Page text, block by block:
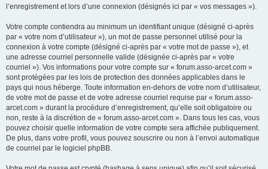
l’enregistrement et lors d’une connexion (désignés ici par « vos messages »).
Votre compte contiendra au minimum un identifiant unique (désigné ci-après
par « votre nom d’utilisateur »), un mot de passe personnel utilisé pour la
connexion à votre compte (désigné ci-après par « votre mot de passe »), et
une adresse courriel personnelle valide (désignée ci-après par « votre
courriel »). Vos informations pour votre compte sur « forum.asso-arcet.com »
sont protégées par les lois de protection des données applicables dans le
pays qui nous héberge. Toute information en-dehors de votre nom d’utilisateur,
de votre mot de passe et de votre adresse courriel requise par « forum.asso-
arcet.com » durant la procédure d’enregistrement, qu’elle soit obligatoire ou
non, reste à la discrétion de « forum.asso-arcet.com ». Dans tous les cas, vous
pouvez choisir quelle information de votre compte sera affichée publiquement.
De plus, dans votre profil, vous pouvez souscrire ou non à l’envoi automatique
de courriel par le logiciel phpBB.